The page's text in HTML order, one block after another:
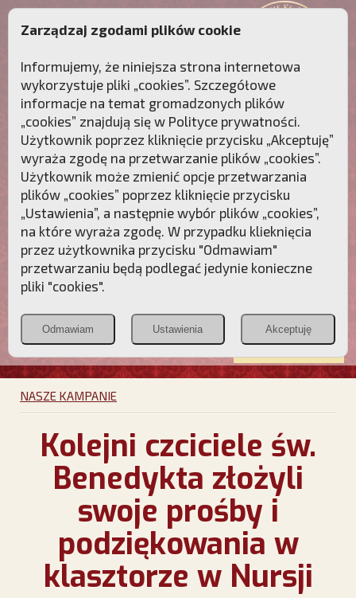
Przebudźmy sumienia Polaków!
Polonia
Christiana
PCh24.pl
Przymierze
POZNAJ APOSTOLAT FATIMY WESPRZYJ
NAS
NASZE KAMPANIE
Kolejni czciciele św.
Benedykta złożyli
swoje prośby i
podziękowania w
klasztorze w Nursji
Zarządzaj zgodami plików cookie
Informujemy, że niniejsza strona internetowa
wykorzystuje pliki „cookies”. Szczegółowe
informacje na temat gromadzonych plików
„cookies” znajdują się w Polityce prywatności.
Użytkownik poprzez kliknięcie przycisku „Akceptuję”
wyraża zgodę na przetwarzanie plików „cookies”.
Użytkownik może zmienić opcje przetwarzania
plików „cookies” poprzez kliknięcie przycisku
„Ustawienia”, a następnie wybór plików „cookies”,
na które wyraża zgodę. W przypadku klieknięcia
przez użytkownika przycisku "Odmawiam"
przetwarzaniu będą podlegać jedynie konieczne
pliki "cookies".
Odmawiam Ustawienia Akceptuję